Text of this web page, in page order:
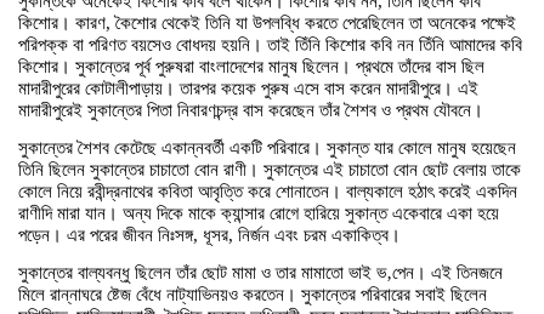
কিশোর। কারণ, কৈশোর থেকেই তিনি যা উপলব্ধি করতে পেরেছিলেন তা অনেকের পক্ষেই
পরিপক্ক বা পরিণত বয়সেও বোধদয় হয়নি। তাই তিঁনি কিশোর কবি নন তিঁনি আমাদের কবি
কিশোর। সুকান্তের পূর্ব পুরুষরা বাংলাদেশের মানুষ ছিলেন। প্রথমে তাঁদের বাস ছিল
মাদারীপুরের কোটালীপাড়ায়। তারপর কয়েক পুরুষ এসে বাস করেন মাদারীপুরে। এই
মাদারীপুরেই সুকান্তের পিতা নিবারণচন্দ্র বাস করেছেন তাঁর শৈশব ও প্রথম যৌবনে।
সুকান্তের শৈশব কেটেছে একান্নবর্তী একটি পরিবারে। সুকান্ত যার কোলে মানুষ হয়েছেন
তিনি ছিলেন সুকান্তের চাচাতো বোন রাণী। সুকান্তের এই চাচাতো বোন ছোট বেলায় তাকে
কোলে নিয়ে রবীন্দ্রনাথের কবিতা আবৃত্তি করে শোনাতেন। বাল্যকালে হঠাৎ করেই একদিন
রাণীদি মারা যান। অন্য দিকে মাকে ক্যান্সার রোগে হারিয়ে সুকান্ত একেবারে একা হয়ে
পড়েন। এর পরের জীবন নিঃসঙ্গ, ধূসর, নির্জন এবং চরম একাকিত্ব।
সুকান্তের বাল্যবন্ধু ছিলেন তাঁর ছোট মামা ও তার মামাতো ভাই ভ‚পেন। এই তিনজনে
মিলে রান্নাঘরে ষ্টেজ বেঁধে নাট্যাভিনয়ও করতেন। সুকান্তের পরিবারের সবাই ছিলেন